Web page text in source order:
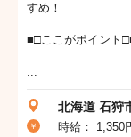
すめ！
■□ここがポイント
...
北海道 石狩
時給： 1,350